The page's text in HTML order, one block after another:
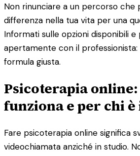
Non rinunciare a un percorso che
differenza nella tua vita per una
Informati sulle opzioni disponibili e
apertamente con il
formula giusta.
Psicoterapia online:
funziona e per chi
Fare psicoterapia online significa
videochiamata anziché in studio.